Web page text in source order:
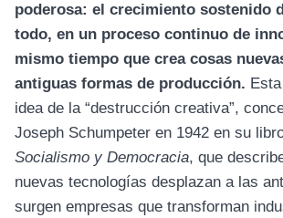
poderosa: el crecimiento sostenido
todo, en un proceso continuo de
mismo tiempo que crea cosas
antiguas formas de producción.
idea de la “destrucción creativa”,
Joseph Schumpeter en 1942 en su
Socialismo y Democracia, que
nuevas tecnologías desplazan a las
surgen empresas que transforman